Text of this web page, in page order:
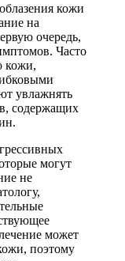
кожи
на
очередь,
Часто
кожи,
увлажнять
содержащих
могут
не
может
поэтому